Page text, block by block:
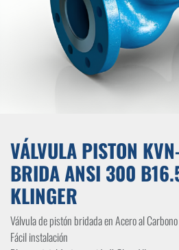
VÁLVULA PISTON
BRIDA ANSI 300
KLINGER
Válvula de pistón bridada en Acero al Carbono
Fácil instalación